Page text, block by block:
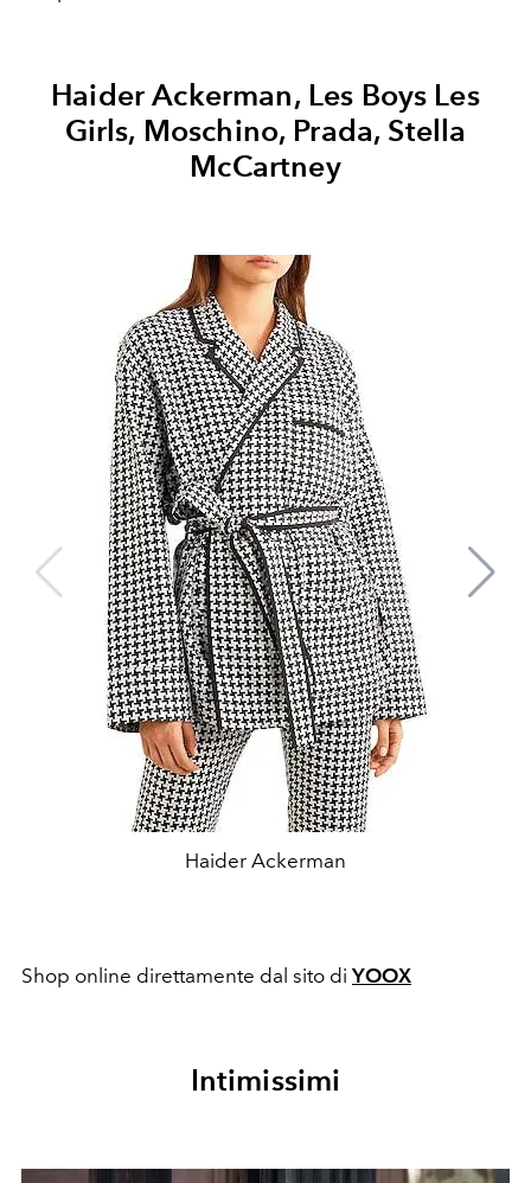
Haider Ackerman, Les Boys Les
Girls, Moschino, Prada, Stella
McCartney
Haider Ackerman
Shop online direttamente dal sito di YOOX
Intimissimi